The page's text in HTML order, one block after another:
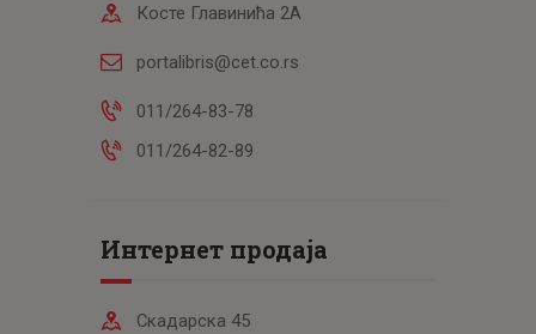
Косте Главинића 2А
portalibris@cet.co.rs
011/264-83-78
011/264-82-89
Интернет продаја
Скадарска 45